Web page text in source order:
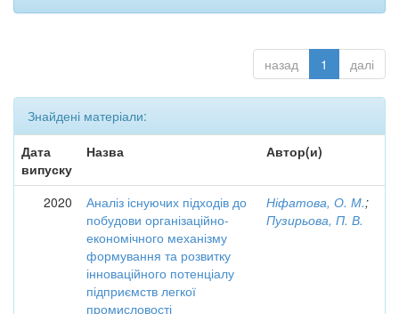
назад 1 далі
Знайдені матеріали:
Дата
випуску
Назва Автор(и)
2020
Аналіз існуючих підходів до
побудови організаційно-
економічного механізму
формування та розвитку
інноваційного потенціалу
підприємств легкої
промисловості
Ніфатова, О. М.;
Пузирьова, П. В.